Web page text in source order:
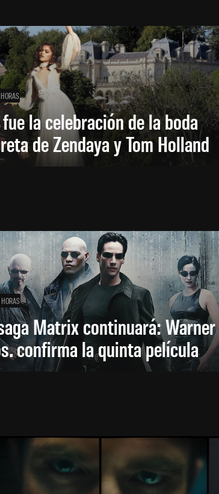
la celebración de la boda
de Zendaya y Tom Holland
Matrix continuará: Warner
confirma la quinta película